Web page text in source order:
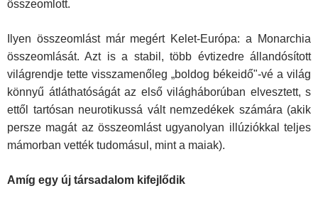
összeomlott.
Ilyen összeomlást már megért Kelet-Európa: a Monar­chia
összeomlását. Azt is a stabil, több évtizedre állandósított
világrendje tette visszamenőleg „boldog békeidő"-vé a világ
könnyű átláthatóságát az első világháborúban elvesztett, s
et­től tartósan neurotikussá vált nemzedékek számára (akik
per­sze magát az összeomlást ugyanolyan illúziókkal teljes
má­morban vették tudomásul, mint a maiak).
Amíg egy új társadalom kifejlődik